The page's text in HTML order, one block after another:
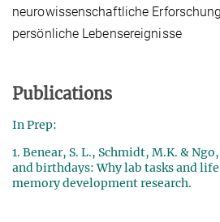
neurowissenschaftliche
persönliche Lebensereignisse
Publications
In Prep:
1. Benear, S. L., Schmidt, M.K. &
and birthdays: Why lab tasks and
memory development research.